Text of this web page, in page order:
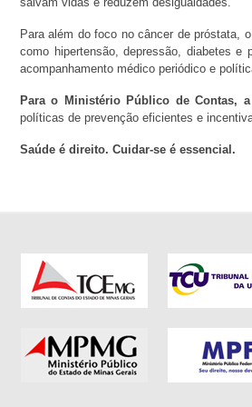
Para além do foco no câncer de próstata,
como hipertensão, depressão, diabetes e
acompanhamento médico periódico e
Para o Ministério Público de Contas,
políticas de prevenção eficientes e
Saúde é direito. Cuidar-se é essencial.